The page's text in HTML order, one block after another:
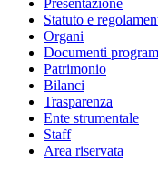
Presentazione
Statuto e
Organi
Documenti
Patrimonio
Bilanci
Trasparenza
Ente strumentale
Staff
Area riservata